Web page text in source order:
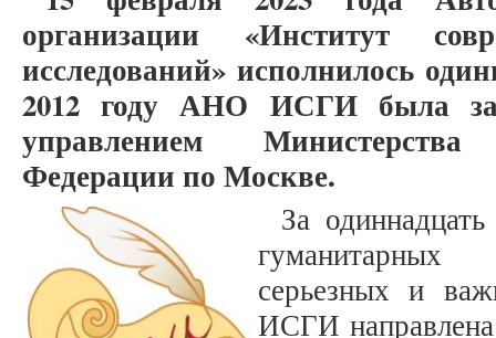
организации «Институт
исследований» исполнилось
2012 году АНО ИСГИ была
управлением
Федерации по Москве.
За
серьезных и
ИСГИ направлена